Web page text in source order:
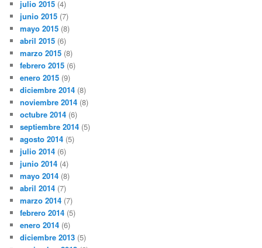
julio 2015 (4)
junio 2015 (7)
mayo 2015 (8)
abril 2015 (6)
marzo 2015 (8)
febrero 2015 (6)
enero 2015 (9)
diciembre 2014 (8)
noviembre 2014 (8)
octubre 2014 (6)
septiembre 2014 (5)
agosto 2014 (5)
julio 2014 (6)
junio 2014 (4)
mayo 2014 (8)
abril 2014 (7)
marzo 2014 (7)
febrero 2014 (5)
enero 2014 (6)
diciembre 2013 (5)